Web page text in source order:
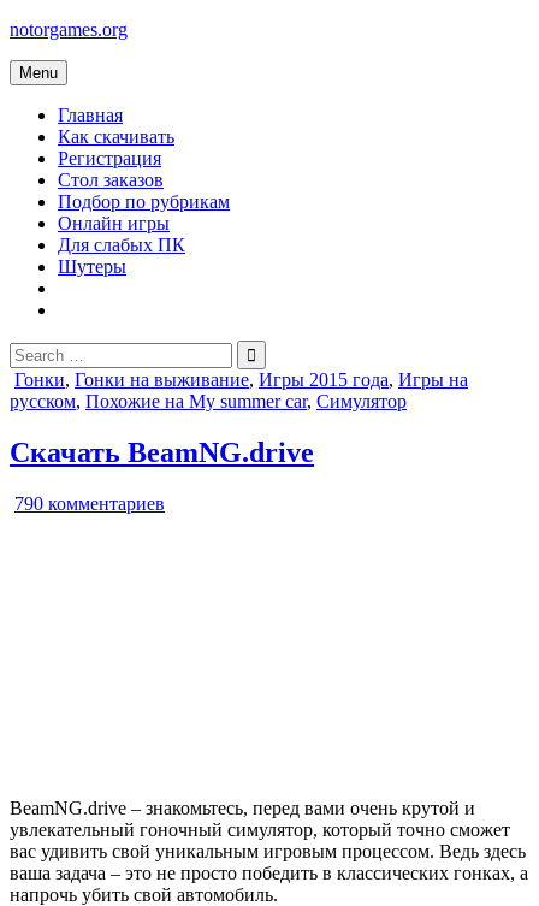
Skip
content
notorgames.org
Menu
Главная
Как скачивать
Регистрация
Стол заказов
Подбор по рубрикам
Онлайн игры
Для слабых ПК
Шутеры
Search
for:
Posted
in
Гонки, Гонки на выживание, Игры 2015 года, Игры на
русском, Похожие на My summer car, Симулятор
Скачать BeamNG.drive
790 комментариев
BeamNG.drive – знакомьтесь, перед вами очень крутой и
увлекательный гоночный симулятор, который точно сможет
вас удивить свой уникальным игровым процессом. Ведь здесь
ваша задача – это не просто победить в классических гонках, а
напрочь убить свой автомобиль.